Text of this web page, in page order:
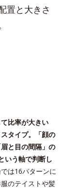
置と大きさ
比率が大きい
タイプ。「顔の
と目の間隔」の
いう軸で判断し
は16パターンに
のテイストや髪